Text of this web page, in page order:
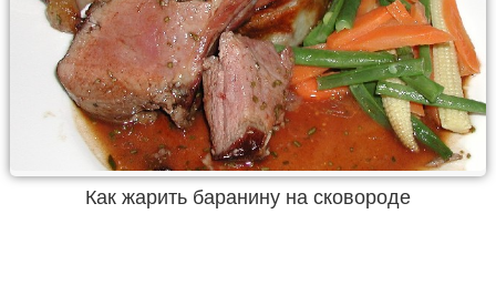
Как жарить баранину на сковороде